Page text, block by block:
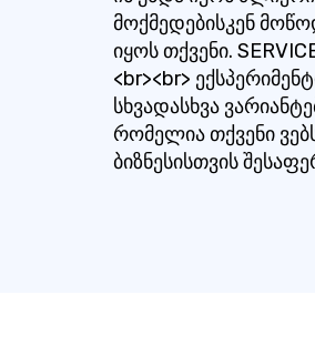
მოქმედებისკენ
იყოს თქვენი.
<br><br>
სხვადასხვა
რომელია თქვენი
ბიზნესისთვის